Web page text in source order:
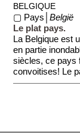
Art Déco'' ci-
BELGIQUE
▢ Pays│België
Le plat pays.
La Belgique est
en partie
siècles, ce pays
convoitises! Le